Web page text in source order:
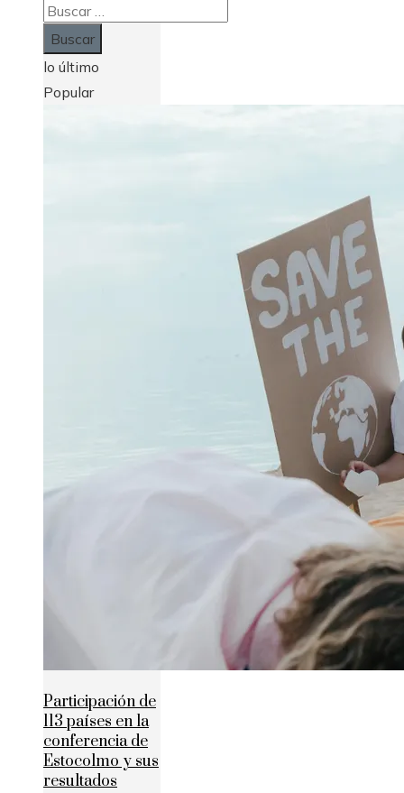
Buscar:
lo último
Popular
Participación de
113 países en la
conferencia de
Estocolmo y sus
resultados